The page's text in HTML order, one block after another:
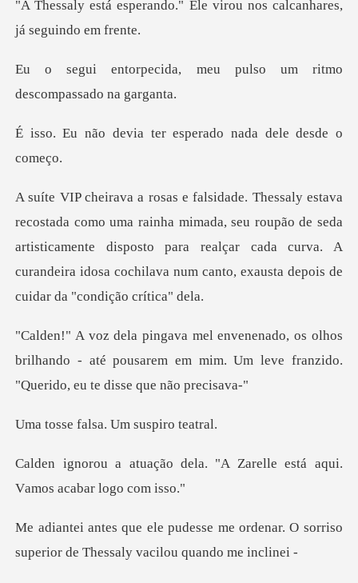
." Ele virou nos calcanhar
meu pulso um ritmo
des
ter esperado nada d
mimada, seu roupão de seda
artisticamente disposto para realçar cada curva. A
curand
lhos
brilhando - até pousarem em mim. Um leve fra
lsa. Um susp
la. "A Zarelle está aqui.
V
e ordenar. O sorriso
superior de Th